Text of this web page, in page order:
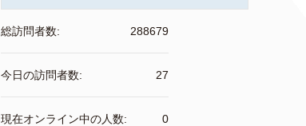
288679
総訪問者数:
27
今日の訪問者数:
0
現在オンライン中の人数: